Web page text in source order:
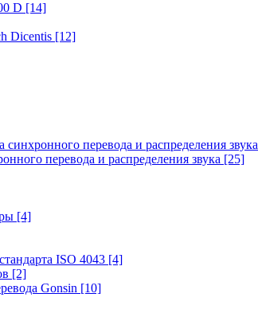
D [14]
Dicentis [12]
перевода и распределения звука
перевода и распределения звука [25]
[4]
ISO 4043 [4]
[2]
Gonsin [10]